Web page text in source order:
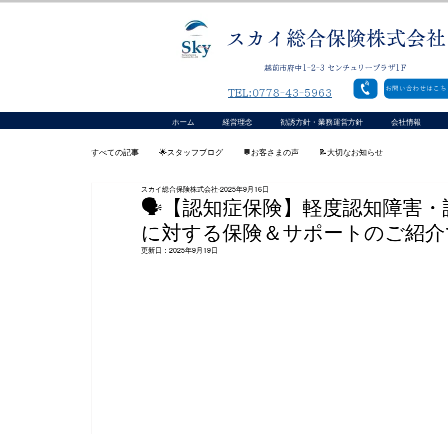
スカイ総合保険株式会社
越前市府中1-2-3 センチュリープラザ1Ｆ
TEL:0778-43-5963 お問い合わせはこち
ホーム 経営理念 勧誘方針・業務運営方針 会社情報
すべての記事 🌟スタッフブログ 💬お客さまの声 📝大切なお知らせ
🗣️【認知症保険】軽度認知障害・
に対する保険＆サポートのご紹
スカイ総合保険株式会社 2025年9月16日
更新日： 2025年9月19日